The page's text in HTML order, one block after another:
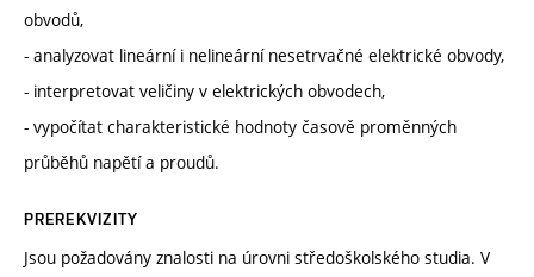
obvodů,
- analyzovat lineární i nelineární nesetrvačné elektrické obvody,
- interpretovat veličiny v elektrických obvodech,
- vypočítat charakteristické hodnoty časově proměnných
průběhů napětí a proudů.
PREREKVIZITY
Jsou požadovány znalosti na úrovni středoškolského studia. V